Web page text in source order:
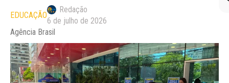
EDUCAÇÃO
Redação
6 de julho de 2026
Agência Brasil